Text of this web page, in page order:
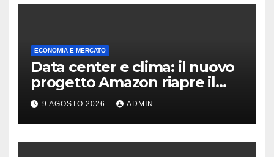
ECONOMIA E MERCATO
Data center e clima: il nuovo
progetto Amazon riapre il
dibattito sulle emissioni
9 AGOSTO 2026 ADMIN